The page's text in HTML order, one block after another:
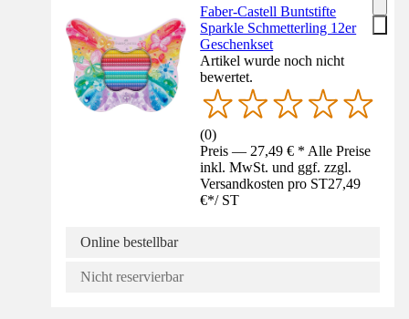
Faber-Castell Buntstifte
Sparkle Schmetterling 12er
Geschenkset
Artikel wurde noch nicht
bewertet.
(0)
Preis — 27,49 € * Alle Preise
inkl. MwSt. und ggf. zzgl.
Versandkosten pro ST27,49
€*/ ST
Online bestellbar
Nicht reservierbar